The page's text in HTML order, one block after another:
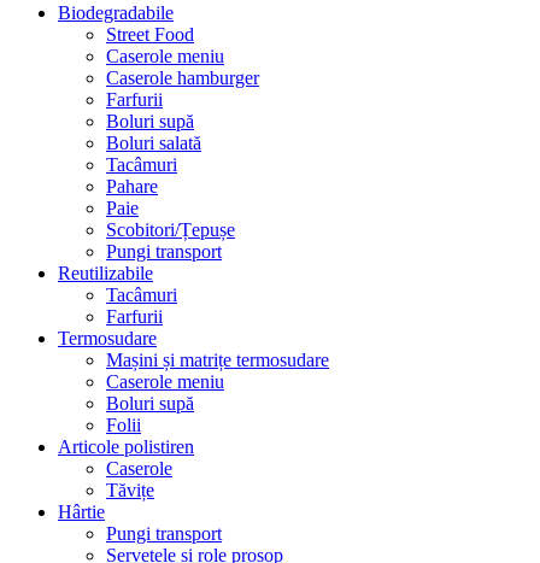
Biodegradabile
Street Food
Caserole meniu
Caserole hamburger
Farfurii
Boluri supă
Boluri salată
Tacâmuri
Pahare
Paie
Scobitori/Țepușe
Pungi transport
Reutilizabile
Tacâmuri
Farfurii
Termosudare
Mașini și matrițe termosudare
Caserole meniu
Boluri supă
Folii
Articole polistiren
Caserole
Tăvițe
Hârtie
Pungi transport
Șervețele și role prosop